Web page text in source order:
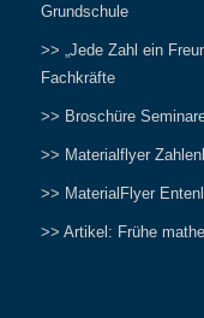
Grundschule
>> „Jede Zahl ein
Fachkräfte
>> Broschüre
>> Materialflyer
>> MaterialFlyer
>> Artikel: Frühe